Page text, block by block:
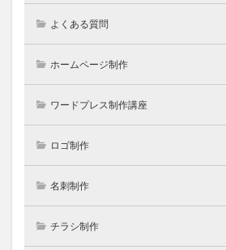
よくある質問
ホームページ制作
ワードプレス制作講座
ロゴ制作
名刺制作
チラシ制作